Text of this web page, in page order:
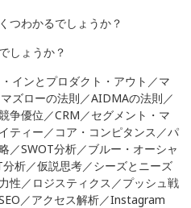
つわかるでしょうか？
しょうか？
インとプロダクト・アウト／マ
マズローの法則／AIDMAの法則／
争優位／CRM ／セグメント・マ
ティー／コア・コンピタンス／パ
／SWOT分析／ブルー・オーシャ
分析／仮説思考／シーズとニーズ
性／ロジスティクス／プッシュ戦
／アクセス解析／Instagram